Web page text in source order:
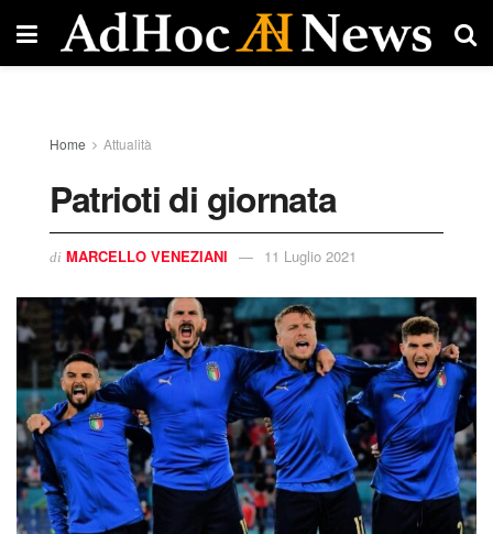
Home Attualità
Patrioti di giornata
di MARCELLO VENEZIANI 11 Luglio 2021